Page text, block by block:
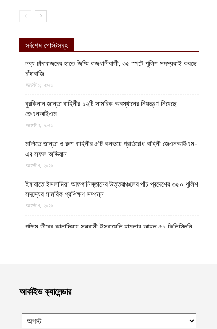
সর্বশেষ পোস্টসমূহ
নব্য চাঁদাবাজদের হাতে জিম্মি রাজধানীবাসী, ৩৫ স্পটে পুলিশ সদস্যরাই করছে
চাঁদাবাজি
আগস্ট ৮, ২০২৬
বুরকিনান জান্তা বাহিনীর ১২টি সামরিক অবস্থানের নিয়ন্ত্রণ নিয়েছে
জেএনআইএম
আগস্ট ৭, ২০২৬
মালিতে জান্তা ও রুশ বাহিনীর ৫টি কনভয়ে প্রতিরোধ বাহিনী জেএনআইএম-
এর সফল অভিযান
আগস্ট ৭, ২০২৬
ইমারাতে ইসলামিয়া আফগানিস্তানের উত্তরাঞ্চলের পাঁচ প্রদেশের ৩৫০ পুলিশ
সদস্যের সামরিক প্রশিক্ষণ সম্পন্ন
আগস্ট ৭, ২০২৬
পশ্চিম তীরের কালান্দিয়ায় সন্ত্রাসী ইসরায়েলি হামলায় আহত ৫১ ফিলিস্তিনি
বগুড়ায় ছিনতাই দেখে ফেলায় শিশুকে হত্যা, ধানক্ষেতে মিললো মাটিচাপা লাশ
কুমিল্লায় তনু হত্যা মামলায় দীর্ঘ দশ বছর পর ডিএনএ বিশ্লেষণে পাঁচজনের
আর্কাইভ ক্যালেন্ডার